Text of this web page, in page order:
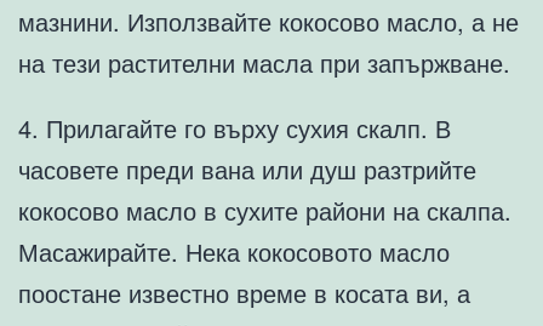
мазнини. Използвайте кокосово масло, а не
на тези растителни масла при запържване.
4. Прилагайте го върху сухия скалп. В
часовете преди вана или душ разтрийте
кокосово масло в сухите райони на скалпа.
Масажирайте. Нека кокосовото масло
поостане известно време в косата ви, а